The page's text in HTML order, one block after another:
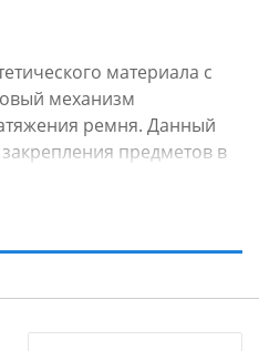
материала с
механизм
ремня. Данный
предметов в
всего в открытых
крышах легковых